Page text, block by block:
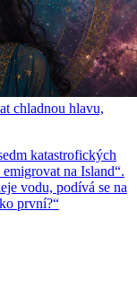
chladnou hlavu,
katastrofických
na Island“.
vodu, podívá se na
první?“